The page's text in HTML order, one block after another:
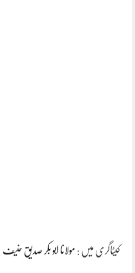
کیٹاگری میں : مولانا ابو بکر صدیق حنیف